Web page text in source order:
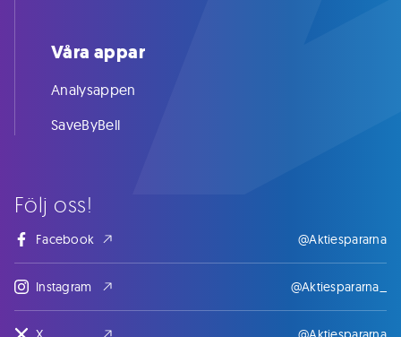
Följ oss!
Facebook @Aktiespararna
Instagram @Aktiespararna_
Våra appar
Analysappen
SaveByBell